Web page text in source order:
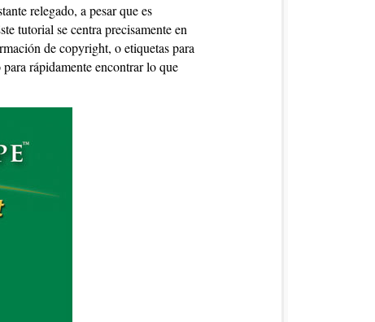
relegado, a pesar que es
tutorial se centra precisamente en
de copyright, o etiquetas para
rápidamente encontrar lo que